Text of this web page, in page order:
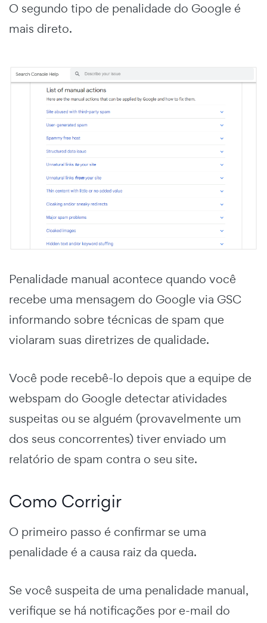
O segundo tipo de penalidade do Google é
mais direto.
Penalidade manual acontece quando você
recebe uma mensagem do Google via GSC
informando sobre técnicas de spam que
violaram suas diretrizes de qualidade.
Você pode recebê-lo depois que a equipe de
webspam do Google detectar atividades
suspeitas ou se alguém (provavelmente um
dos seus concorrentes) tiver enviado um
relatório de spam contra o seu site.
Como Corrigir
O primeiro passo é confirmar se uma
penalidade é a causa raiz da queda.
Se você suspeita de uma penalidade manual,
verifique se há notificações por e-mail do